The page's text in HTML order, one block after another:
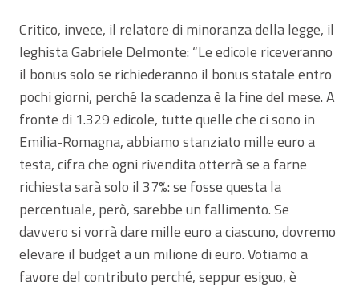
Critico, invece, il relatore di minoranza della legge, il
leghista Gabriele Delmonte: “Le edicole riceveranno
il bonus solo se richiederanno il bonus statale entro
pochi giorni, perché la scadenza è la fine del mese. A
fronte di 1.329 edicole, tutte quelle che ci sono in
Emilia-Romagna, abbiamo stanziato mille euro a
testa, cifra che ogni rivendita otterrà se a farne
richiesta sarà solo il 37%: se fosse questa la
percentuale, però, sarebbe un fallimento. Se
davvero si vorrà dare mille euro a ciascuno, dovremo
elevare il budget a un milione di euro. Votiamo a
favore del contributo perché, seppur esiguo, è